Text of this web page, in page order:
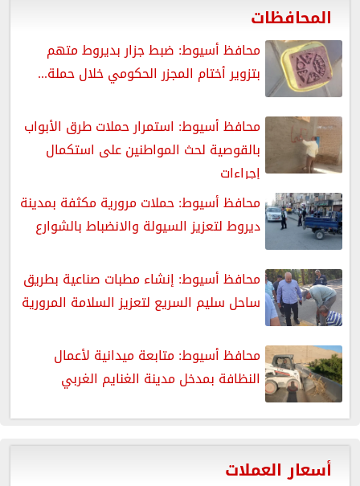
المحافظات
محافظ أسيوط: ضبط جزار بديروط متهم
بتزوير أختام المجزر الحكومي خلال حملة...
محافظ أسيوط: استمرار حملات طرق الأبواب
بالقوصية لحث المواطنين على استكمال
إجراءات
محافظ أسيوط: حملات مرورية مكثفة بمدينة
ديروط لتعزيز السيولة والانضباط بالشوارع
محافظ أسيوط: إنشاء مطبات صناعية بطريق
ساحل سليم السريع لتعزيز السلامة المرورية
محافظ أسيوط: متابعة ميدانية لأعمال
النظافة بمدخل مدينة الغنايم الغربي
أسعار العملات